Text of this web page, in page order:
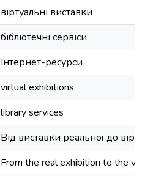
віртуальні виставки
бібліотечні сервіси
Інтернет-ресурси
virtual exhibitions
library services
Від виставки реальної до
From the real exhibition to the